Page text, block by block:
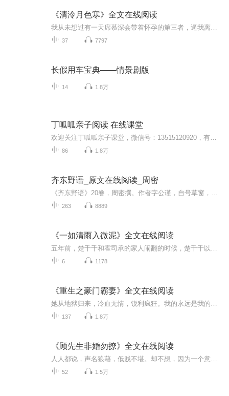
《清泠月色寒》全文在线阅读
37 7797
长假用车宝典——情景剧版
14 1.8万
丁呱呱亲子阅读 在线课堂
86 1.8万
齐东野语_原文在线阅读_周密
263 8889
《一如清雨入微泥》全文在线阅读
6 1178
《重生之豪门霸妻》全文在线阅读
137 1.8万
《顾先生非婚勿撩》全文在线阅读
52 1.5万